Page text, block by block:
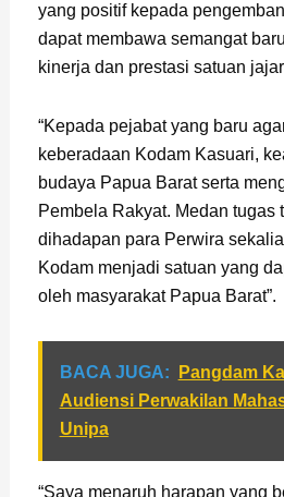
yang positif kepada
dapat membawa semangat
kinerja dan prestasi satuan
“Kepada pejabat yang baru
keberadaan Kodam Kasuari,
budaya Papua Barat serta
Pembela Rakyat. Medan tugas
dihadapan para Perwira
Kodam menjadi satuan yang
oleh masyarakat Papua Barat”.
BACA JUGA:
Pangdam
Audiensi Perwakilan
Unipa
“Saya menaruh harapan yang